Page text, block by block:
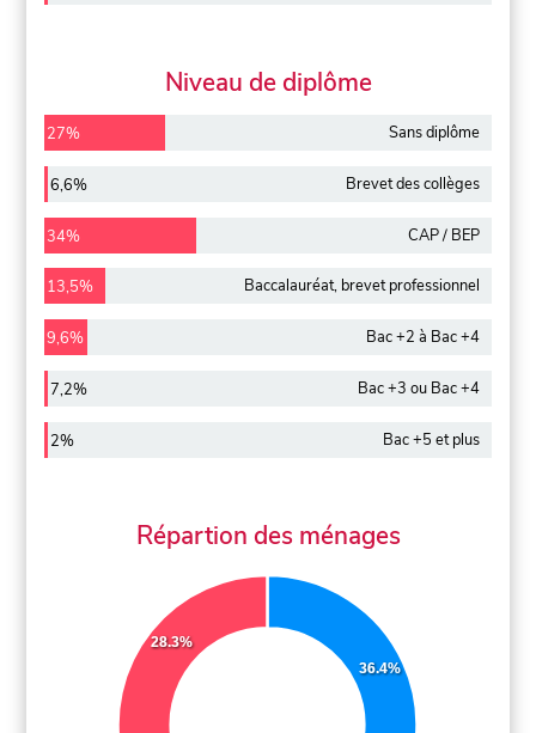
Niveau de diplôme
27% Sans diplôme
6,6% Brevet des collèges
34% CAP / BEP
13,5% Baccalauréat, brevet professionnel
9,6% Bac +2 à Bac +4
7,2% Bac +3 ou Bac +4
2% Bac +5 et plus
Répartion des ménages
36.4%
28.3%